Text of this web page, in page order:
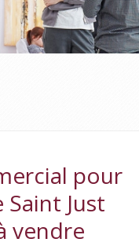
pour
Just
vendre